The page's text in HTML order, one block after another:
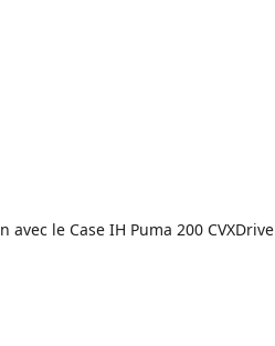
le Case IH Puma 200 CVXDrive